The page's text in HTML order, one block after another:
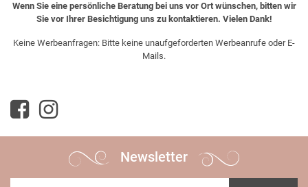
Wenn Sie eine persönliche Beratung bei uns vor Ort wünschen, bitten wir
Sie vor Ihrer Besichtigung uns zu kontaktieren. Vielen Dank!
Keine Werbeanfragen: Bitte keine unaufgeforderten Werbeanrufe oder E-
Mails.
Newsletter